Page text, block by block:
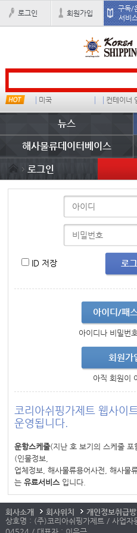
로그인 회원가입
구독/
서비
미국 컨테이너
뉴스
해사물류데이터베이스
로그인
로
ID 저장
아이디/패
아이디나 비밀번
회원가
아직 회원이
코리아쉬핑가제트 웹사이
운영됩니다.
운항스케줄(지난 호 보기의 스케줄
(인물정보,
업체정보, 해사물류용어사전, 해사물
는유료서비스입니다.
회사소개 회사위치 개인정보취급
상호명 : (주)코리아쉬핑가제트 / 사업